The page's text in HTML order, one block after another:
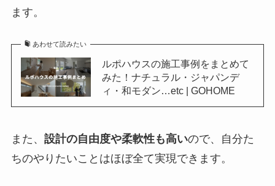
ます。
あわせて読みたい
ルポハウスの施工事例をまとめて
みた！ナチュラル・ジャパンデ
ィ・和モダン…etc | GOHOME
また、 設計の自由度や柔軟性も高いので、自分た
ちのやりたいことはほぼ全て実現できます。